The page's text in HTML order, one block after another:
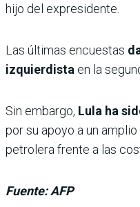
hijo del expresidente.
Las últimas encuestas
izquierdista en la
Sin embargo, Lula ha
por su apoyo a un
petrolera frente a las
Fuente: AFP